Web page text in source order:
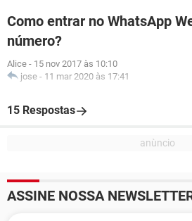
Como entrar no WhatsApp
número?
Alice - 15 nov 2017 às 10:10
jose - 11 mar 2020 às 17:41
15 Respostas
ASSINE NOSSA